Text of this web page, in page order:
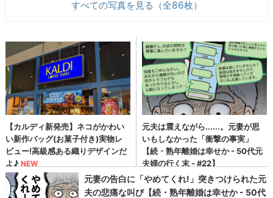
すべての写真を見る（全86枚）